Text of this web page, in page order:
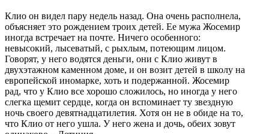
Клио он видел пару недель назад. Она очень располнела,
объясняет это рождением троих детей. Ее мужа Жосемир
иногда встречает на почте. Ничего особенного:
невысокий, лысеватый, с рыхлым, потеющим лицом.
Говорят, у него водятся деньги, они с Клио живут в
двухэтажном каменном доме, и он возит детей в школу на
европейской иномарке, хоть и подержанной. Жосемир
рад, что у Клио все хорошо сложилось, но иногда у него
слегка щемит сердце, когда он вспоминает ту звездную
ночь своего девятнадцатилетия. Хотя он не в обиде на то,
что Клио от него ушла. У него жена и дочь, обеих зовут